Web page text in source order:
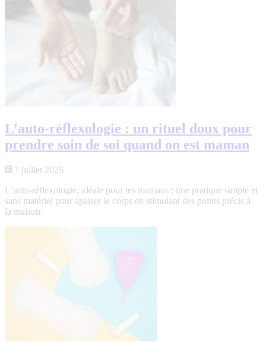
L’auto-réflexologie : un rituel doux pour
prendre soin de soi quand on est maman
7 juillet 2025
L’auto-réflexologie, idéale pour les mamans : une pratique simple et
sans matériel pour apaiser le corps en stimulant des points précis à
la maison.